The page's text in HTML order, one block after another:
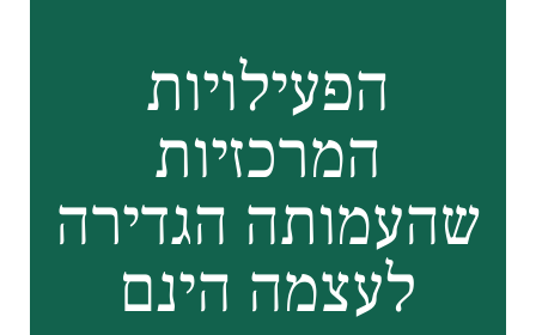
הפעילויות
המרכזיות
שהעמותה הגדירה
לעצמה הינם